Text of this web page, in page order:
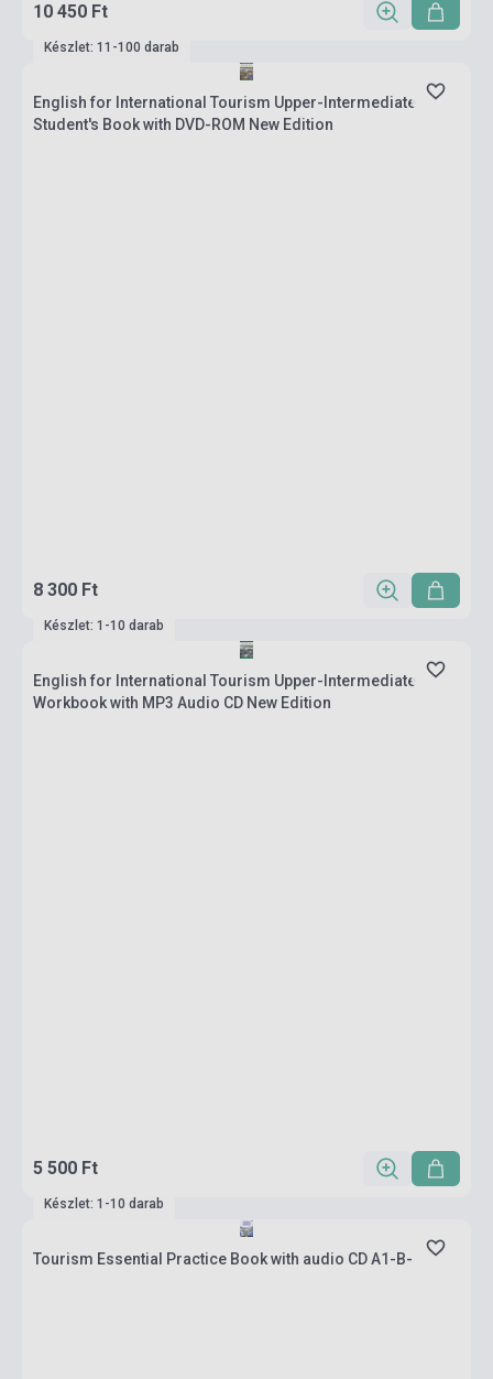
10 450 Ft
Készlet: 11-100 darab
English for International Tourism Upper-Intermediate
Student's Book with DVD-ROM New Edition
8 300 Ft
Készlet: 1-10 darab
English for International Tourism Upper-Intermediate
Workbook with MP3 Audio CD New Edition
5 500 Ft
Készlet: 1-10 darab
Tourism Essential Practice Book with audio CD A1-B-